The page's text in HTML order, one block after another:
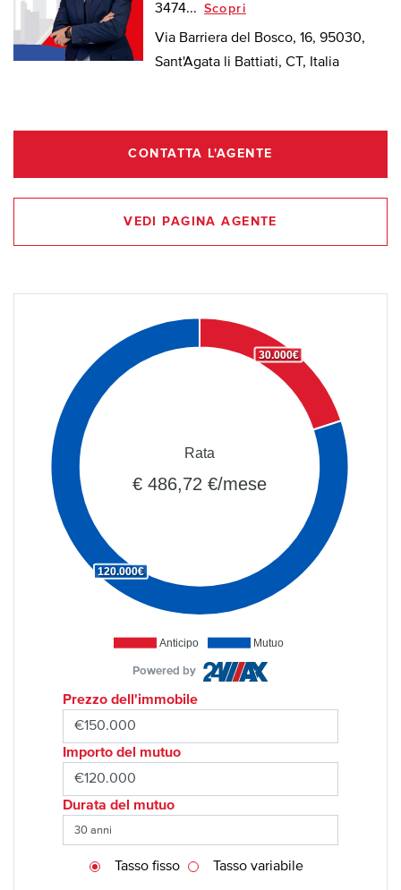
3474... Scopri
Via Barriera del Bosco, 16, 95030,
Sant'Agata li Battiati, CT, Italia
CONTATTA L'AGENTE
VEDI PAGINA AGENTE
Anticipo Mutuo
30.000€
120.000€
Rata
€ 486,72 €/mese
Powered by
Prezzo dell'immobile
Importo del mutuo
Durata del mutuo
Tasso fisso Tasso variabile